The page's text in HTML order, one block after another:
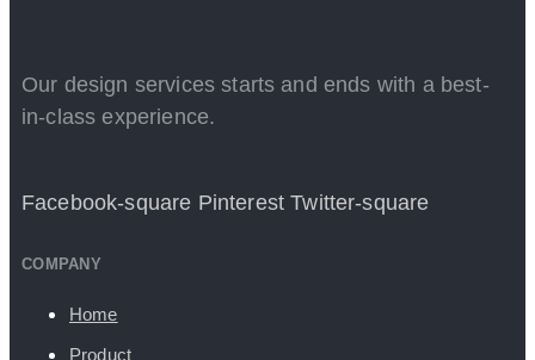
Our design services starts and ends with a best-
in-class experience.
Facebook-square Pinterest Twitter-square
COMPANY
Home
Product